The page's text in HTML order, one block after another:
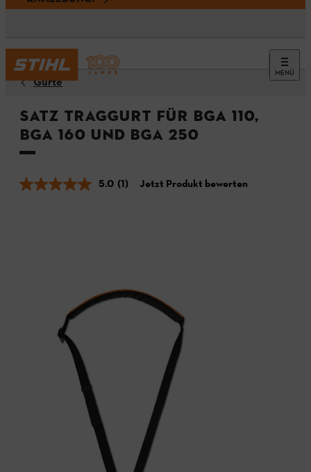
MENÜ
Gurte
Satz Traggurt für BGA 110,
BGA 160 und BGA 250
5.0 (1) Jetzt Produkt bewerten